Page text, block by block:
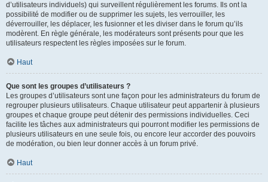
d’utilisateurs individuels) qui surveillent régulièrement les forums. Ils ont la
possibilité de modifier ou de supprimer les sujets, les verrouiller, les
déverrouiller, les déplacer, les fusionner et les diviser dans le forum qu’ils
modèrent. En règle générale, les modérateurs sont présents pour que les
utilisateurs respectent les règles imposées sur le forum.
Haut
Que sont les groupes d’utilisateurs ?
Les groupes d’utilisateurs sont une façon pour les administrateurs du forum de
regrouper plusieurs utilisateurs. Chaque utilisateur peut appartenir à plusieurs
groupes et chaque groupe peut détenir des permissions individuelles. Ceci
facilite les tâches aux administrateurs qui pourront modifier les permissions de
plusieurs utilisateurs en une seule fois, ou encore leur accorder des pouvoirs
de modération, ou bien leur donner accès à un forum privé.
Haut